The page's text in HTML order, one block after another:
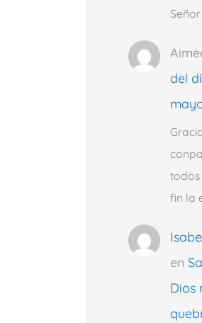
del
todos
fin la
en
Dios